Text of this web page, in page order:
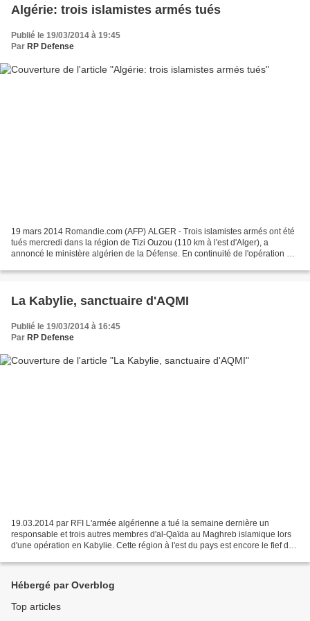
Algérie: trois islamistes armés tués
Publié le 19/03/2014 à 19:45
Par RP Defense
19 mars 2014 Romandie.com (AFP) ALGER - Trois islamistes armés ont été
tués mercredi dans la région de Tizi Ouzou (110 km à l'est d'Alger), a
annoncé le ministère algérien de la Défense. En continuité de l'opération de
La Kabylie, sanctuaire d'AQMI
Publié le 19/03/2014 à 16:45
Par RP Defense
19.03.2014 par RFI L'armée algérienne a tué la semaine dernière un
responsable et trois autres membres d'al-Qaïda au Maghreb islamique lors
d'une opération en Kabylie. Cette région à l'est du pays est encore le fief des
Hébergé par Overblog
Top articles